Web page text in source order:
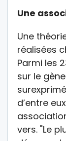
Une
Une
réalisées
Parmi les
sur le
d’entre
vers. "Le